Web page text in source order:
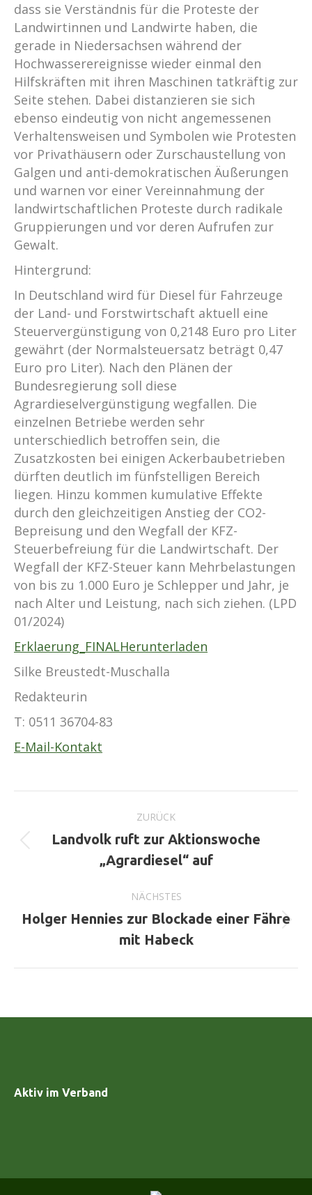
dass sie Verständnis für die Proteste der
Landwirtinnen und Landwirte haben, die
gerade in Niedersachsen während der
Hochwasserereignisse wieder einmal den
Hilfskräften mit ihren Maschinen tatkräftig zur
Seite stehen. Dabei distanzieren sie sich
ebenso eindeutig von nicht angemessenen
Verhaltensweisen und Symbolen wie Protesten
vor Privathäusern oder Zurschaustellung von
Galgen und anti-demokratischen Äußerungen
und warnen vor einer Vereinnahmung der
landwirtschaftlichen Proteste durch radikale
Gruppierungen und vor deren Aufrufen zur
Gewalt.
Hintergrund:
In Deutschland wird für Diesel für Fahrzeuge
der Land- und Forstwirtschaft aktuell eine
Steuervergünstigung von 0,2148 Euro pro Liter
gewährt (der Normalsteuersatz beträgt 0,47
Euro pro Liter). Nach den Plänen der
Bundesregierung soll diese
Agrardieselvergünstigung wegfallen. Die
einzelnen Betriebe werden sehr
unterschiedlich betroffen sein, die
Zusatzkosten bei einigen Ackerbaubetrieben
dürften deutlich im fünfstelligen Bereich
liegen. Hinzu kommen kumulative Effekte
durch den gleichzeitigen Anstieg der CO2-
Bepreisung und den Wegfall der KFZ-
Steuerbefreiung für die Landwirtschaft. Der
Wegfall der KFZ-Steuer kann Mehrbelastungen
von bis zu 1.000 Euro je Schlepper und Jahr, je
nach Alter und Leistung, nach sich ziehen. (LPD
01/2024)
Erklaerung_FINALHerunterladen
Silke Breustedt-Muschalla
Redakteurin
T: 0511 36704-83
E-Mail-Kontakt
ZURÜCK
Vorheriger
Beitrag:
Landvolk ruft zur Aktionswoche
„Agrardiesel“ auf
NÄCHSTES
Nächster
Beitrag:
Holger Hennies zur Blockade einer Fähre
mit Habeck
Aktiv im Verband